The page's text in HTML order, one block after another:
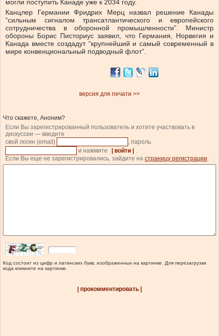
могли поступить Канаде уже к 2034 году.
Канцлер Германии Фридрих Мерц назвал решение Канады
“сильным сигналом трансатлантического и европейского
сотрудничества в оборонной промышленности”. Министр
обороны Борис Писториус заявил, что Германия, Норвегия и
Канада вместе создадут “крупнейший и самый современный в
мире конвенциональный подводный флот”.
версия для печати >>
Что скажете, Аноним?
Если Вы зарегистрированный пользователь и хотите участвовать в
дискуссии — введите
свой логин (email)
, пароль
и нажмите
| войти |
.
Если Вы еще не зарегистрировались, зайдите на страницу регистрации.
Код состоит из цифр и латинских букв, изображенных на картинке. Для перезагрузки
кода кликните на картинке.
| прокомментировать |